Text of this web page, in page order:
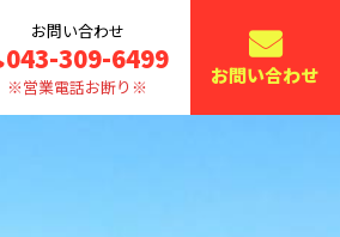
お問い合わせ
043-309-6499
※営業電話お断り※ お問い合わせ